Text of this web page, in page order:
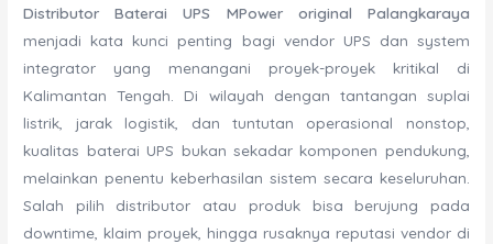
Distributor Baterai UPS MPower original Palangkaraya
menjadi kata kunci penting bagi vendor UPS dan system
integrator yang menangani proyek-proyek kritikal di
Kalimantan Tengah. Di wilayah dengan tantangan suplai
listrik, jarak logistik, dan tuntutan operasional nonstop,
kualitas baterai UPS bukan sekadar komponen pendukung,
melainkan penentu keberhasilan sistem secara keseluruhan.
Salah pilih distributor atau produk bisa berujung pada
downtime, klaim proyek, hingga rusaknya reputasi vendor di